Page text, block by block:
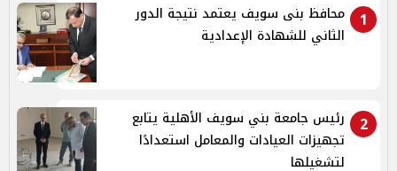
1
محافظ بنى سويف يعتمد نتيجة الدور
الثاني للشهادة الإعدادية
2
رئيس جامعة بني سويف الأهلية يتابع
تجهيزات العيادات والمعامل استعدادًا
لتشغيلها